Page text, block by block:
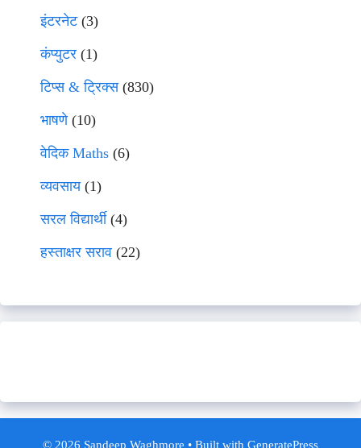
इंटरनेट(3)
कंप्युटर (1)
टिप्स & ट्रिक्स(830)
भाषणे(10)
वेदिक Maths (6)
व्यवसाय(1)
सरल विद्यार्थी(4)
हस्ताक्षर सराव (22)
© 2026 Sandeep Waghmore • Built with GeneratePress